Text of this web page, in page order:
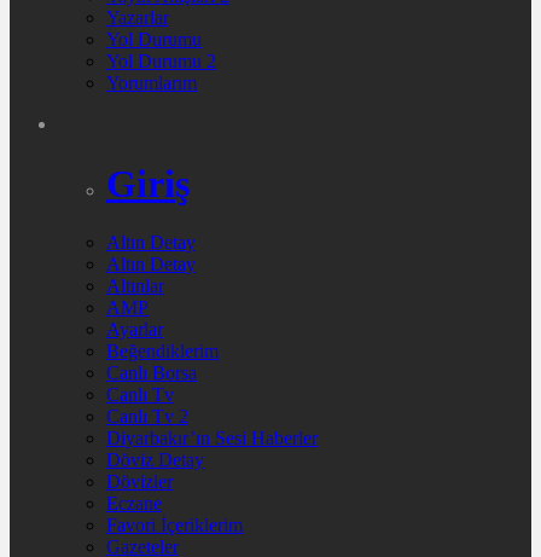
Yazarlar
Yol Durumu
Yol Durumu 2
Yorumlarım
Giriş
Altın Detay
Altın Detay
Altınlar
AMP
Ayarlar
Beğendiklerim
Canlı Borsa
Canlı Tv
Canlı Tv 2
Diyarbakır’ın Sesi Haberler
Döviz Detay
Dövizler
Eczane
Favori İçeriklerim
Gazeteler